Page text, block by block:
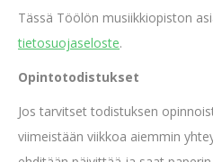
Tässä Töölön musiikkiopiston
tietosuojaseloste.
Opintotodistukset
Jos tarvitset todistuksen
viimeistään viikkoa aiemmin